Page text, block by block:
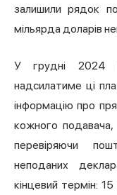
залишили рядок
мільярда доларів
У грудні 2024
надсилатиме ці
інформацію про
кожного
перевіряючи
неподаних
кінцевий термін: